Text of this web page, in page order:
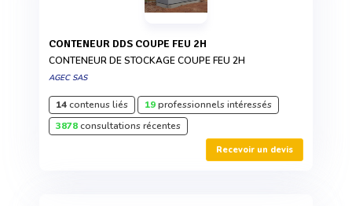
CONTENEUR DDS COUPE FEU 2H
CONTENEUR DE STOCKAGE COUPE FEU 2H
AGEC SAS
14contenus liés 19professionnels intéressés
3878consultations récentes
Recevoir un devis